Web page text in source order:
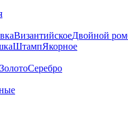
ВизантийскоеДвойной
ШтампЯкорное
ЗолотоСеребро